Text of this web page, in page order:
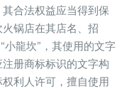
合法权益应当得到保
锅店在其店名、招
小龍坎”，其使用的文字
册商标标识的文字构
利人许可，擅自使用